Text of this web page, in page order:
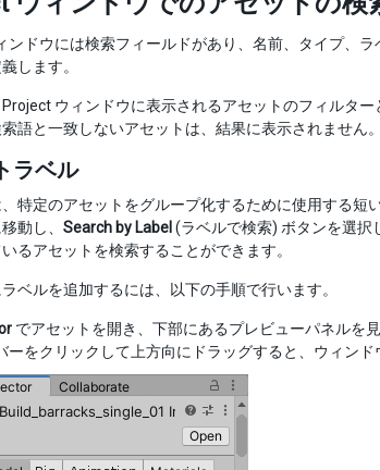
ンドウには検索フィールドがあり、名前、タイプ、
します。
ウィンドウに表示されるアセットのフィルタ
語と一致しないアセットは、結果に表示されません。
ラベル
特定のアセットをグループ化するために使用する
動し、 Search by Label (ラベルで検索) ボタンを選択
るアセットを検索することができます。
ベルを追加するには、以下の手順で行います。
でアセットを開き、下部にあるプレビューパネルを
ーをクリックして上方向にドラッグすると、ウィンド